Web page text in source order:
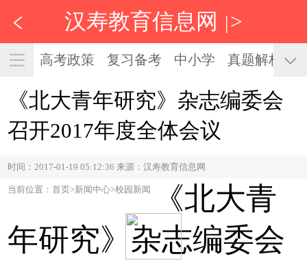
汉寿教育信息网 |>
高考政策 复习备考 中小学 真题解析
《北大青年研究》杂志编委会
召开2017年度全体会议
时间：2017-01-19 05:12:36 来源：汉寿教育信息网
当前位置：首页>新闻中心>校园新闻
《北大青
年研究》杂志编委会